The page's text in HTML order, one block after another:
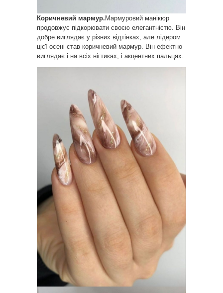
Коричневий мармур. Мармуровий манікюр
продовжує підкорювати своєю елегантністю. Він
добре виглядає у різних відтінках, але лідером
цієї осені став коричневий мармур. Він ефектно
виглядає і на всіх нігтиках, і акцентних пальцях.